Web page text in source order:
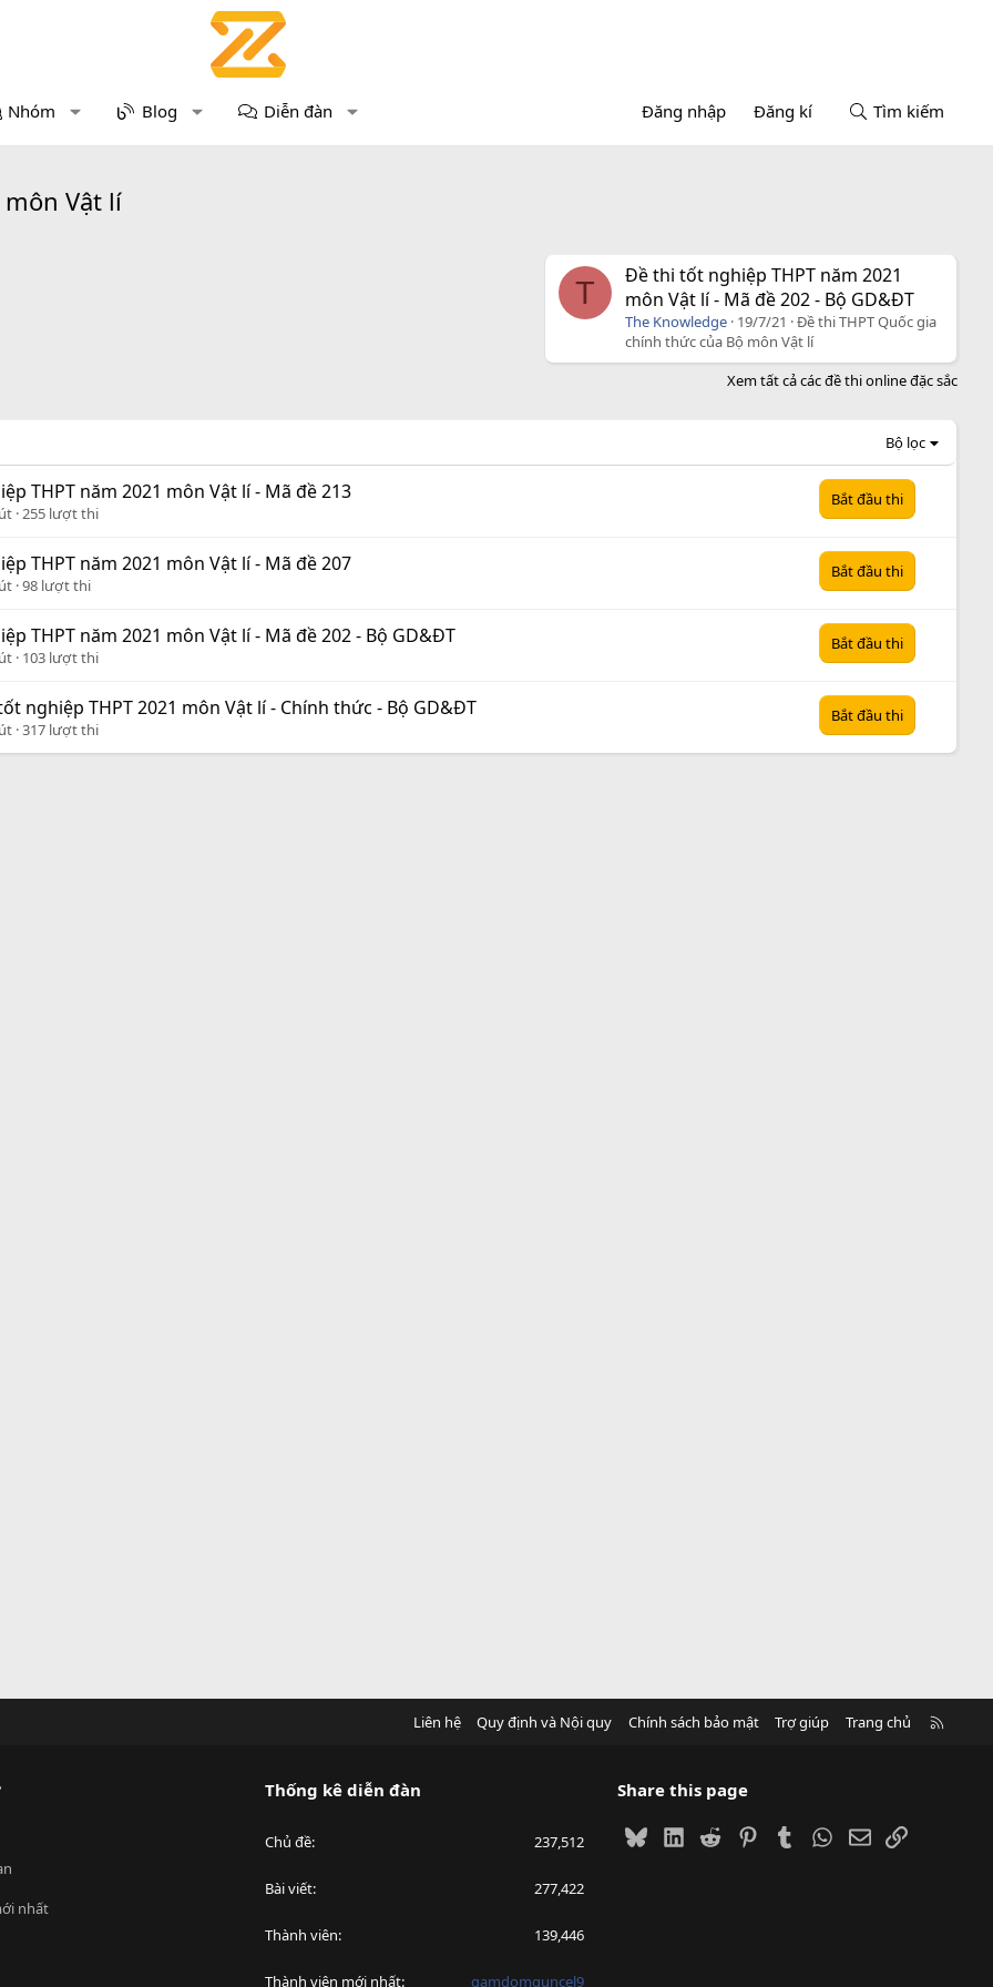
Nhóm Blog Diễn đàn Đăng nhập Đăng kí Tìm kiếm
Vật lí
T
Đề thi tốt nghiệp THPT năm 2021
môn Vật lí - Mã đề 202 - Bộ GD&ĐT
The Knowledge 19/7/21
Đề thi THPT Quốc gia
chính thức của Bộ môn Vật lí
Xem tất cả các đề thi online đặc sắc
Bộ lọc
THPT năm 2021 môn Vật lí - Mã đề 213
255 lượt thi
Bắt đầu thi
THPT năm 2021 môn Vật lí - Mã đề 207
98 lượt thi
Bắt đầu thi
THPT năm 2021 môn Vật lí - Mã đề 202 - Bộ GD&ĐT
103 lượt thi
Bắt đầu thi
nghiệp THPT 2021 môn Vật lí - Chính thức - Bộ GD&ĐT
317 lượt thi
Bắt đầu thi
Liên hệ Quy định và Nội quy Chính sách bảo mật Trợ giúp Trang chủ
nhất
Thống kê diễn đàn
Chủ đề 237,512
Bài viết 277,422
Thành viên 139,446
Thành viên mới nhất gamdomguncel9
Share this page
BlueskyLinkedIn
Reddit PinterestTumblrWhatsApp
EmailLink